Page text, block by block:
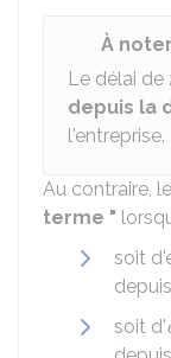
À noter
Le délai de
depuis la
l'entreprise.
Au contraire,
terme "
soit
depuis
soit d'